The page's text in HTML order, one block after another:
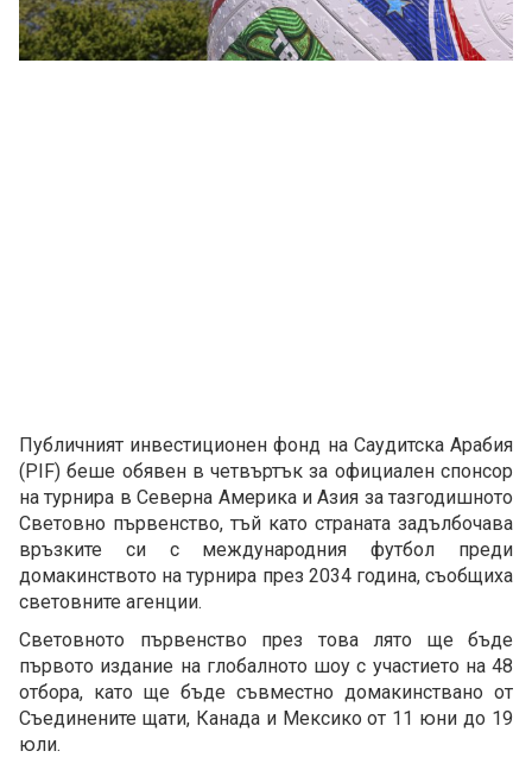
Публичният инвестиционен фонд на Саудитска Арабия
(PIF) беше обявен в четвъртък за официален спонсор
на турнира в Северна Америка и Азия за тазгодишното
Световно първенство, тъй като страната задълбочава
връзките си с международния футбол преди
домакинството на турнира през 2034 година, съобщиха
световните агенции.
Световното първенство през това лято ще бъде
първото издание на глобалното шоу с участието на 48
отбора, като ще бъде съвместно домакинствано от
Съединените щати, Канада и Мексико от 11 юни до 19
юли.